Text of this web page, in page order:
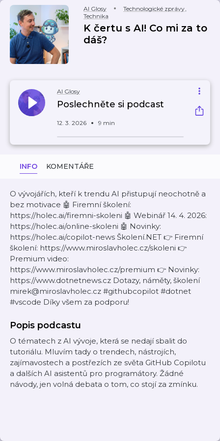
AI Glosy Technologické zprávy,
Technika
K čertu s AI! Co mi za to
dáš?
AI Glosy
Poslechněte si podcast
12. 3. 2026 9 min
INFO KOMENTÁŘE
O vývojářích, kteří k trendu AI přistupují neochotně a
bez motivace 🤖 Firemní školení:
https://holec.ai/firemni-skoleni 🤖 Webinář 14. 4. 2026:
https://holec.ai/online-skoleni 🤖 Novinky:
https://holec.ai/copilot-news Školení.NET 👉 Firemní
školení: https://www.miroslavholec.cz/skoleni 👉
Premium video:
https://www.miroslavholec.cz/premium 👉 Novinky:
https://www.dotnetnews.cz Dotazy, náměty, školení
mirek@miroslavholec.cz #githubcopilot #dotnet
#vscode Díky všem za podporu!
Popis podcastu
O tématech z AI vývoje, která se nedají sbalit do
tutoriálu. Mluvím tady o trendech, nástrojích,
zajímavostech a postřezích ze světa GitHub Copilotu
a dalších AI asistentů pro programátory. Žádné
návody, jen volná debata o tom, co stojí za zmínku.